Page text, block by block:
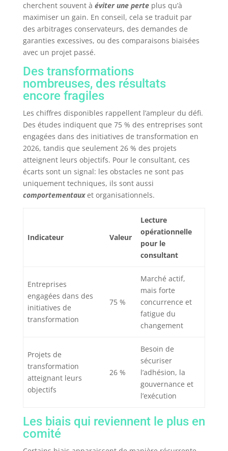
cherchent souvent à éviter une perteplus qu’à
maximiser un gain. En conseil, cela se traduit par
des arbitrages conservateurs, des demandes de
garanties excessives, ou des comparaisons biaisées
avec un projet passé.
Des transformations
nombreuses, des résultats
encore fragiles
Les chiffres disponibles rappellent l’ampleur du défi.
Des études indiquent que 75 % des entreprises sont
engagées dans des initiatives de transformation en
2026, tandis que seulement 26 % des projets
atteignent leurs objectifs. Pour le consultant, ces
écarts sont un signal: les obstacles ne sont pas
uniquement techniques, ils sont aussi
comportementauxet organisationnels.
Indicateur Valeur
Lecture
opérationnelle
pour le
consultant
Entreprises
engagées dans des
initiatives de
transformation
75 %
Marché actif,
mais forte
concurrence et
fatigue du
changement
Projets de
transformation
atteignant leurs
objectifs
26 %
Besoin de
sécuriser
l’adhésion, la
gouvernance et
l’exécution
Les biais qui reviennent le plus en
comité